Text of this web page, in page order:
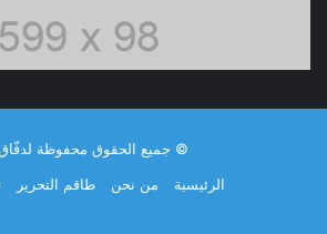
© جميع الحقوق محفوظة لدفّاق
الرئيسية
من نحن طاقم التحرير